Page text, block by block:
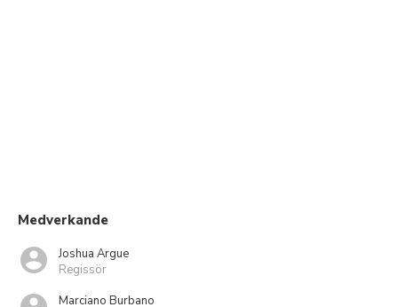
Medverkande
Joshua Argue
Regissör
Marciano Burbano